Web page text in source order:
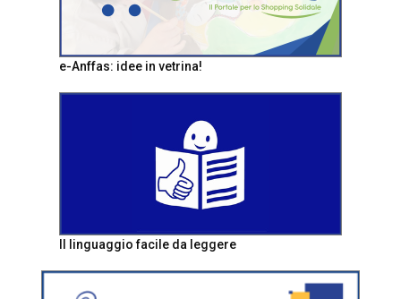
e-Anffas: idee in vetrina!
Il linguaggio facile da leggere